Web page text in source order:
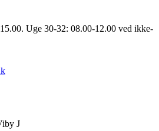
Uge 30-32: 08.00-12.00 ved ikke-
J